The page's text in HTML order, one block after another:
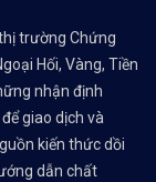
trường Chứng
Hối, Vàng, Tiền
nhận định
giao dịch và
kiến thức dồi
dẫn chất